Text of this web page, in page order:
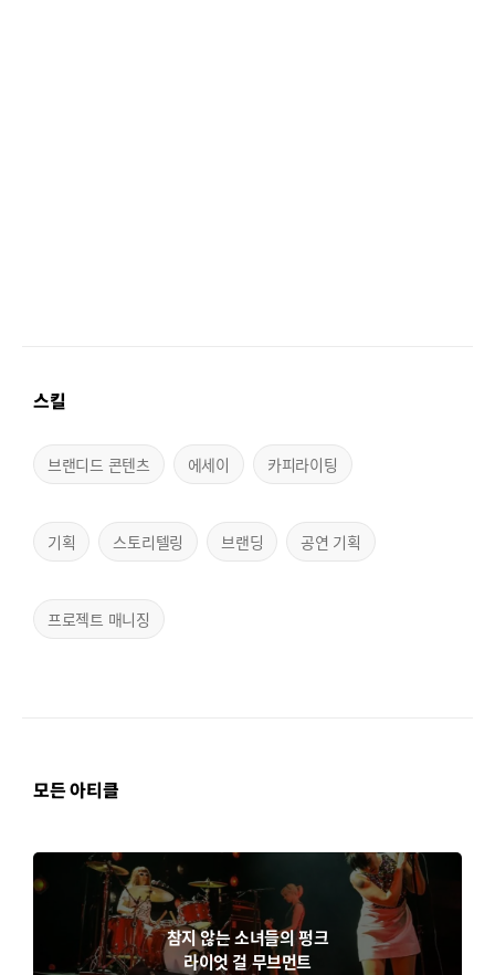
스킬
브랜디드 콘텐츠 에세이 카피라이팅
기획 스토리텔링 브랜딩 공연 기획
프로젝트 매니징
모든 아티클
참지 않는 소녀들의 펑크
라이엇 걸 무브먼트